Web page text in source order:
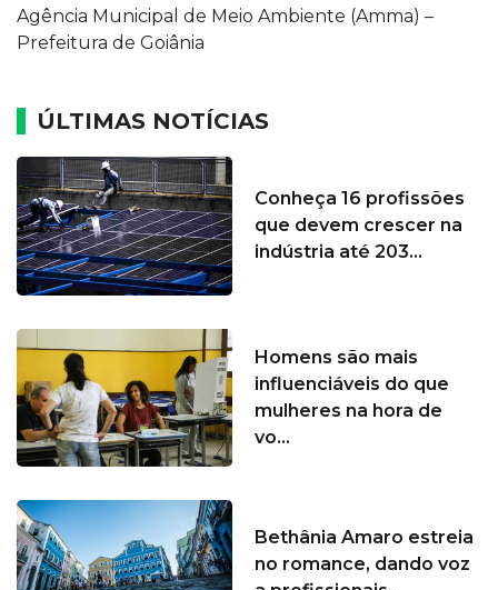
Agência Municipal de Meio Ambiente (Amma) –
Prefeitura de Goiânia
ÚLTIMAS NOTÍCIAS
Conheça 16 profissões
que devem crescer na
indústria até 203...
Homens são mais
influenciáveis do que
mulheres na hora de
vo...
Bethânia Amaro estreia
no romance, dando voz